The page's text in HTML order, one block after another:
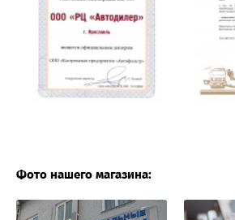
Фото нашего магазина: